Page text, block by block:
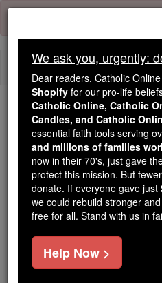
Skip
content
Because of You,
Students Are
Faith
Because of generous
Catholic Online School
free, faithful Catholic
million students across
of noise and algorithms,
souls with truth, prayer,
We ask you, urgently:
Dear readers, Catholic
Shopify for our pro-life
Catholic Online, Catholic
Candles, and Catholic
essential faith tools serving
and millions of families
now in their 70's, just gave
protect this mission. But
donate. If everyone gave just
we could rebuild stronger
free for all. Stand with us in
Help Now >